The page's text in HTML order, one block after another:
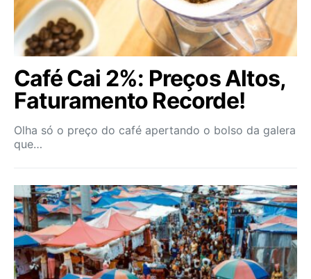
Café Cai 2%: Preços Altos,
Faturamento Recorde!
Olha só o preço do café apertando o bolso da galera
que…